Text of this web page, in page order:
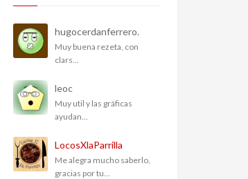
hugocerdanferrero.
Muy buena rezeta, con
clars...
leoc
Muy util y las gráficas
ayudan...
LocosXlaParrilla
Me alegra mucho saberlo,
gracias por tu...